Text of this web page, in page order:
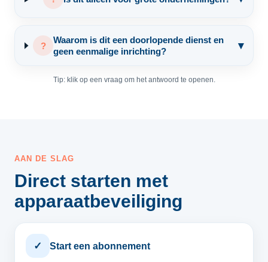
?
Waarom is dit een doorlopende dienst en
geen eenmalige inrichting?
▾
Tip: klik op een vraag om het antwoord te openen.
AAN DE SLAG
Direct starten met
apparaatbeveiliging
✓ Start een abonnement